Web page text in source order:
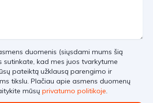
duomenis (siųsdami mums šią
sutinkate, kad mes juos tvarkytume
pateiktą užklausą parengimo ir
tikslu. Plačiau apie asmens duomenų
mūsų privatumo politikoje.